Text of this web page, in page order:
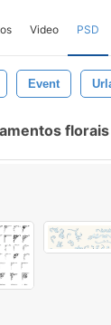
Video PSD
Event